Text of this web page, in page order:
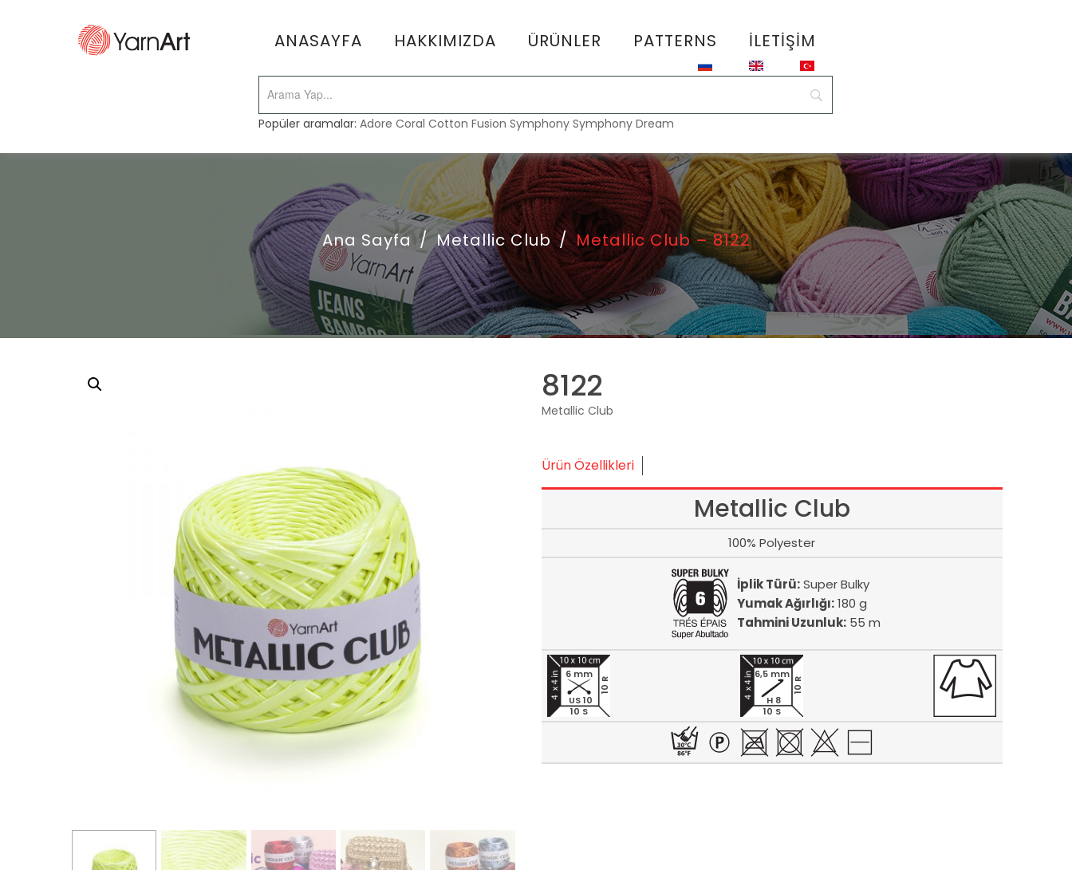
ANASAYFA HAKKIMIZDA ÜRÜNLER PATTERNS İLETIŞIM
Popüler aramalar:Adore Coral Cotton Fusion Symphony Symphony Dream
Ana Sayfa / Metallic Club / Metallic Club – 8122
8122
Metallic Club
Ürün Özellikleri
Metallic Club
100% Polyester
İplik Türü:Super Bulky
Yumak Ağırlığı:180 g
Tahmini Uzunluk:55 m
10 S
10 R
6 mm
US 10
10 S
10 R
6,5 mm
H 8